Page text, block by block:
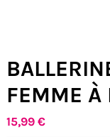
FEMME À
15,99 €